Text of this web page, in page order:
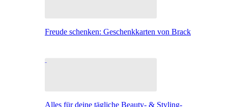
Freude schenken: Geschenkkarten von Brack
Alles für deine tägliche Beauty- & Styling-